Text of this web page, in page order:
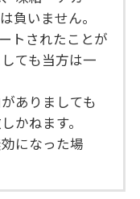
負いません。
トされたことが
ても当方は一
ありましても
かねます。
になった場